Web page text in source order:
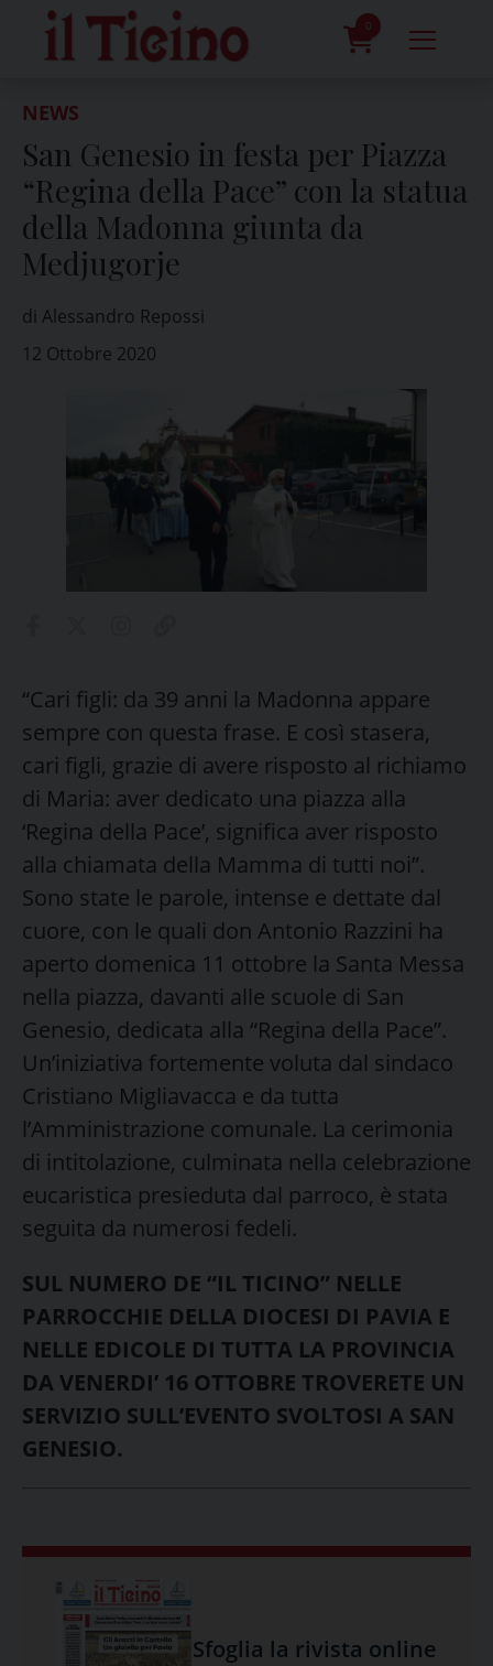
content
0
NEWS
San Genesio in festa per Piazza
“Regina della Pace” con la statua
della Madonna giunta da
Medjugorje
di Alessandro Repossi
12 Ottobre 2020
“Cari figli: da 39 anni la Madonna appare
sempre con questa frase. E così stasera,
cari figli, grazie di avere risposto al richiamo
di Maria: aver dedicato una piazza alla
‘Regina della Pace’, significa aver risposto
alla chiamata della Mamma di tutti noi”.
Sono state le parole, intense e dettate dal
cuore, con le quali don Antonio Razzini ha
aperto domenica 11 ottobre la Santa Messa
nella piazza, davanti alle scuole di San
Genesio, dedicata alla “Regina della Pace”.
Un’iniziativa fortemente voluta dal sindaco
Cristiano Migliavacca e da tutta
l’Amministrazione comunale. La cerimonia
di intitolazione, culminata nella celebrazione
eucaristica presieduta dal parroco, è stata
seguita da numerosi fedeli.
SUL NUMERO DE “IL TICINO” NELLE
PARROCCHIE DELLA DIOCESI DI PAVIA E
NELLE EDICOLE DI TUTTA LA PROVINCIA
DA VENERDI’ 16 OTTOBRE TROVERETE UN
SERVIZIO SULL’EVENTO SVOLTOSI A SAN
GENESIO.
Sfoglia la rivista online